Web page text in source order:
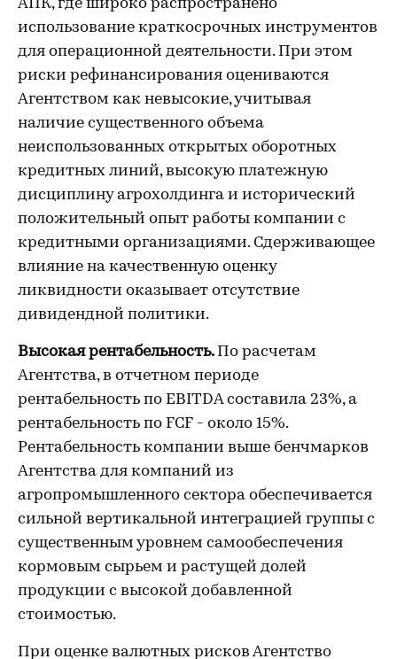
АПК, где широко распространено
использование краткосрочных инструментов
для операционной деятельности. При этом
риски рефинансирования оцениваются
Агентством как невысокие, учитывая
наличие существенного объема
неиспользованных открытых оборотных
кредитных линий, высокую платежную
дисциплину агрохолдинга и исторический
положительный опыт работы компании с
кредитными организациями. Сдерживающее
влияние на качественную оценку
ликвидности оказывает отсутствие
дивидендной политики.
Высокая рентабельность. По расчетам
Агентства, в отчетном периоде
рентабельность по EBITDA составила 23%, а
рентабельность по FCF - около 15%.
Рентабельность компании выше бенчмарков
Агентства для компаний из
агропромышленного сектора обеспечивается
сильной вертикальной интеграцией группы с
существенным уровнем самообеспечения
кормовым сырьем и растущей долей
продукции с высокой добавленной
стоимостью.
При оценке валютных рисков Агентство